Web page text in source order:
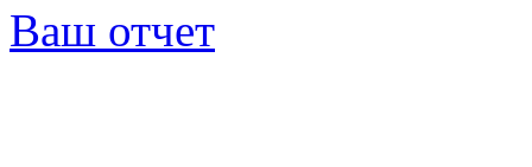
Ваш отчет